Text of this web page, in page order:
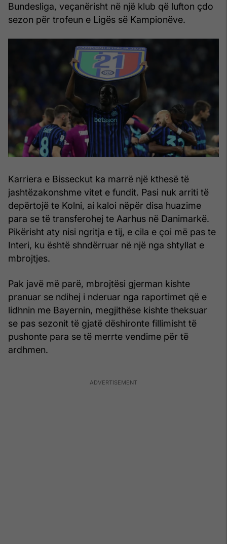
Bundesliga, veçanërisht në një klub që lufton çdo
sezon për trofeun e Ligës së Kampionëve.
Karriera e Bisseckut ka marrë një kthesë të
jashtëzakonshme vitet e fundit. Pasi nuk arriti të
depërtojë te Kolni, ai kaloi nëpër disa huazime
para se të transferohej te Aarhus në Danimarkë.
Pikërisht aty nisi ngritja e tij, e cila e çoi më pas te
Interi, ku është shndërruar në një nga shtyllat e
mbrojtjes.
Pak javë më parë, mbrojtësi gjerman kishte
pranuar se ndihej i nderuar nga raportimet që e
lidhnin me Bayernin, megjithëse kishte theksuar
se pas sezonit të gjatë dëshironte fillimisht të
pushonte para se të merrte vendime për të
ardhmen.